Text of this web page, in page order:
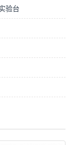
验台